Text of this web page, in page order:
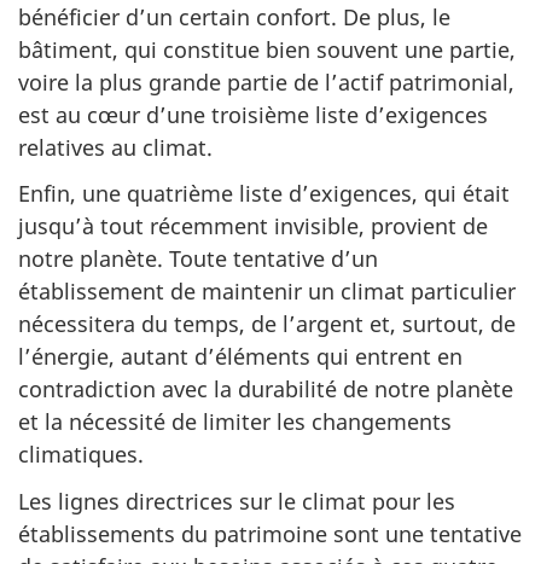
bénéficier d’un certain confort. De plus, le
bâtiment, qui constitue bien souvent une partie,
voire la plus grande partie de l’actif patrimonial,
est au cœur d’une troisième liste d’exigences
relatives au climat.
Enfin, une quatrième liste d’exigences, qui était
jusqu’à tout récemment invisible, provient de
notre planète. Toute tentative d’un
établissement de maintenir un climat particulier
nécessitera du temps, de l’argent et, surtout, de
l’énergie, autant d’éléments qui entrent en
contradiction avec la durabilité de notre planète
et la nécessité de limiter les changements
climatiques.
Les lignes directrices sur le climat pour les
établissements du patrimoine sont une tentative